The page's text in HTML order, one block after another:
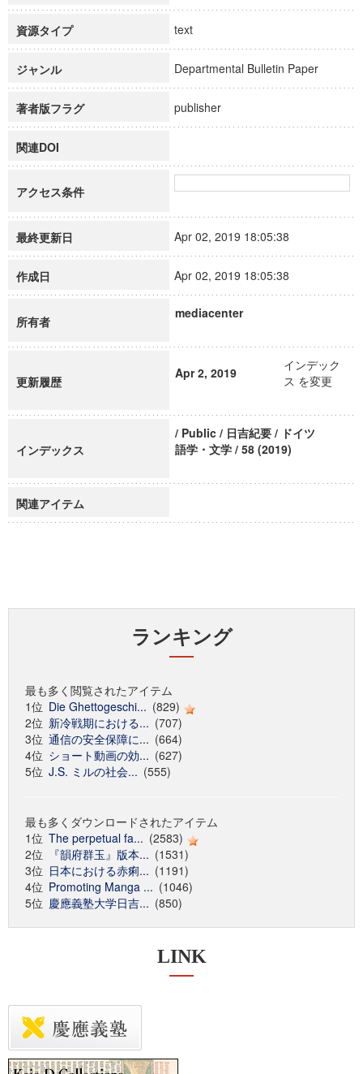
資源タイプ text
ジャンル Departmental Bulletin Paper
著者版フラグ publisher
関連DOI
アクセス条件
最終更新日 Apr 02, 2019 18:05:38
作成日 Apr 02, 2019 18:05:38
所有者
mediacenter
更新履歴
Apr 2, 2019
インデック
ス を変更
インデックス
/ Public / 日吉紀要 / ドイツ
語学・文学 / 58 (2019)
関連アイテム
ランキング
最も多く閲覧されたアイテム
1位 Die Ghettogeschi... (829)
2位 新冷戦期における... (707)
3位 通信の安全保障に... (664)
4位 ショート動画の効... (627)
5位 J.S. ミルの社会... (555)
最も多くダウンロードされたアイテム
1位 The perpetual fa... (2583)
2位
『韻府群玉』版本... (1531)
3位 日本における赤痢... (1191)
4位 Promoting Manga ... (1046)
5位 慶應義塾大学日吉... (850)
LINK